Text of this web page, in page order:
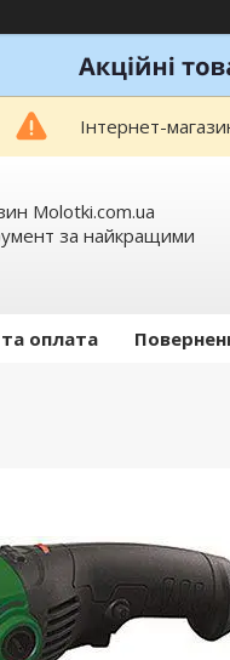
Інтернет-
Molotki.com.ua
за найкращими
оплата